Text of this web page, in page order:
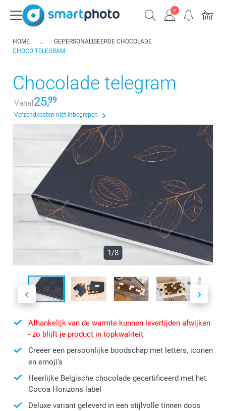
HOME
GEPERSONALISEERDE CHOCOLADE
CHOCO TELEGRAM
Chocolade telegram
Vanaf25,99
Verzendkosten niet inbegrepen
1/8
Afhankelijk van de warmte kunnen levertijden afwijken
- zo blijft je product in topkwaliteit
Creëer een persoonlijke boodschap met letters, iconen
en emoji's
Heerlijke Belgische chocolade gecertificeerd met het
Cocoa Horizons label
Deluxe variant geleverd in een stijlvolle tinnen doos